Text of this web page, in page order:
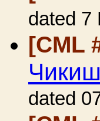
dated 7
[CML
dated